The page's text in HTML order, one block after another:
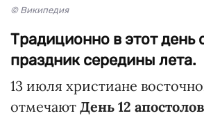
© Википедия
Традиционно в этот день
праздник середины лета.
13 июля христиане
отмечают День 12 апостолов